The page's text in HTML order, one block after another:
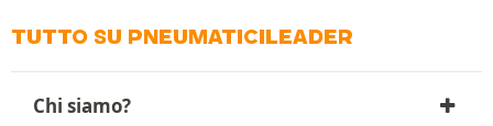
TUTTO SU PNEUMATICILEADER
Chi siamo?